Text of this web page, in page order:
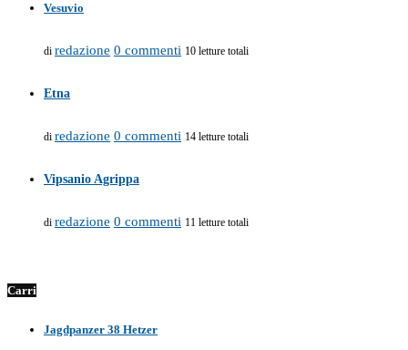
Vesuvio
di redazione 0 commenti 10 letture totali
Etna
di redazione 0 commenti 14 letture totali
Vipsanio Agrippa
di redazione 0 commenti 11 letture totali
Carri
Jagdpanzer 38 Hetzer